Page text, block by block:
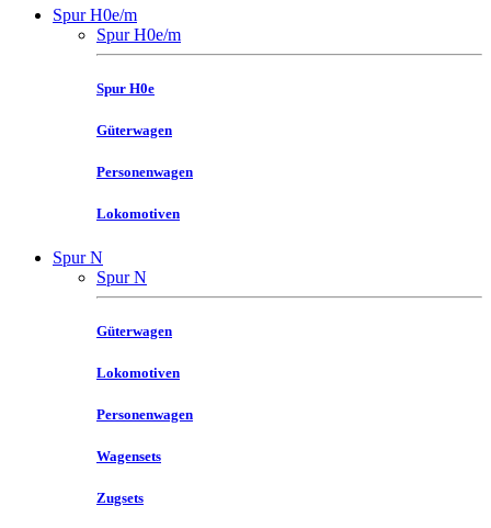
Spur H0e/m
Spur H0e/m
Spur H0e
Güterwagen
Personenwagen
Lokomotiven
Spur N
Spur N
Güterwagen
Lokomotiven
Personenwagen
Wagensets
Zugsets